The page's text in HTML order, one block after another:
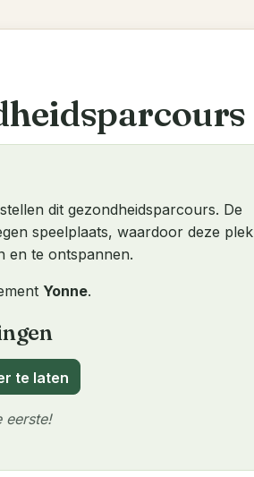
dit gezondheidsparcours. De
speelplaats, waardoor deze plek
en te ontspannen.
Yonne.
te laten
eerste!